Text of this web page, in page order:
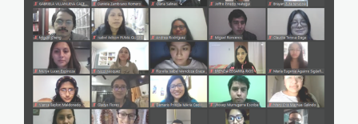
taller de derecho
ambiental